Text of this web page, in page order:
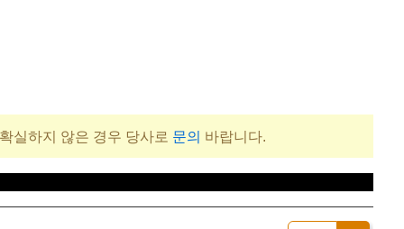
실하지 않은 경우 당사로 문의 바랍니다.